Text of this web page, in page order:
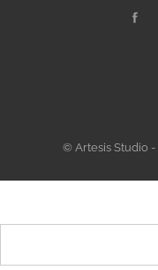
© Artesis Studio